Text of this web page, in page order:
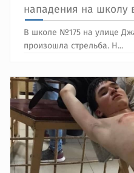
нападения на школу
В школе №175 на улице
произошла стрельба. Н...